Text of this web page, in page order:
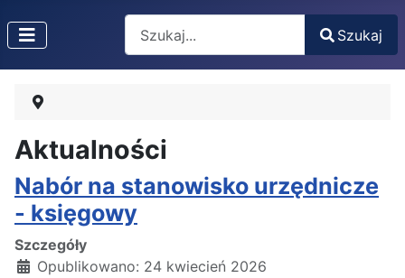
Type 2 or more characters for results.
Szukaj
Aktualności
Nabór na stanowisko urzędnicze
- księgowy
Szczegóły
Opublikowano: 24 kwiecień 2026